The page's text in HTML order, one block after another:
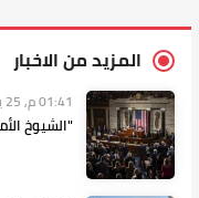
المزيد من الاخبار
01:41 م, 25 يونيو 2026
"الشيوخ